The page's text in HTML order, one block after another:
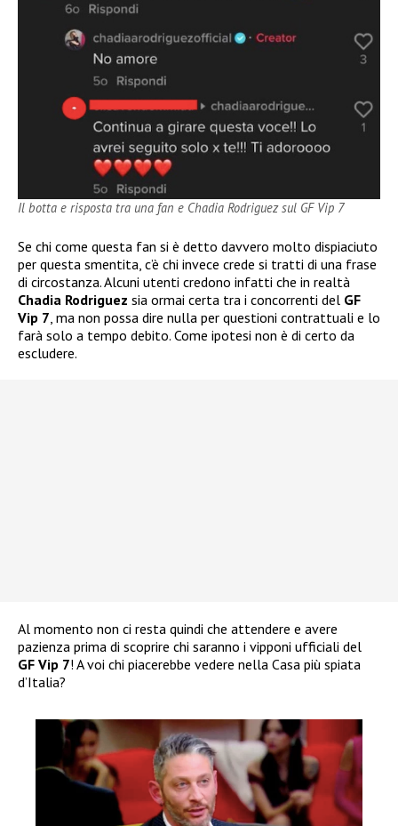
Il botta e risposta tra una fan e Chadia Rodriguez sul GF Vip 7
Se chi come questa fan si è detto davvero molto dispiaciuto
per questa smentita, c’è chi invece crede si tratti di una frase
di circostanza. Alcuni utenti credono infatti che in realtà
Chadia Rodriguez sia ormai certa tra i concorrenti del GF
Vip 7 , ma non possa dire nulla per questioni contrattuali e lo
farà solo a tempo debito. Come ipotesi non è di certo da
escludere.
Al momento non ci resta quindi che attendere e avere
pazienza prima di scoprire chi saranno i vipponi ufficiali del
GF Vip 7! A voi chi piacerebbe vedere nella Casa più spiata
d’Italia?